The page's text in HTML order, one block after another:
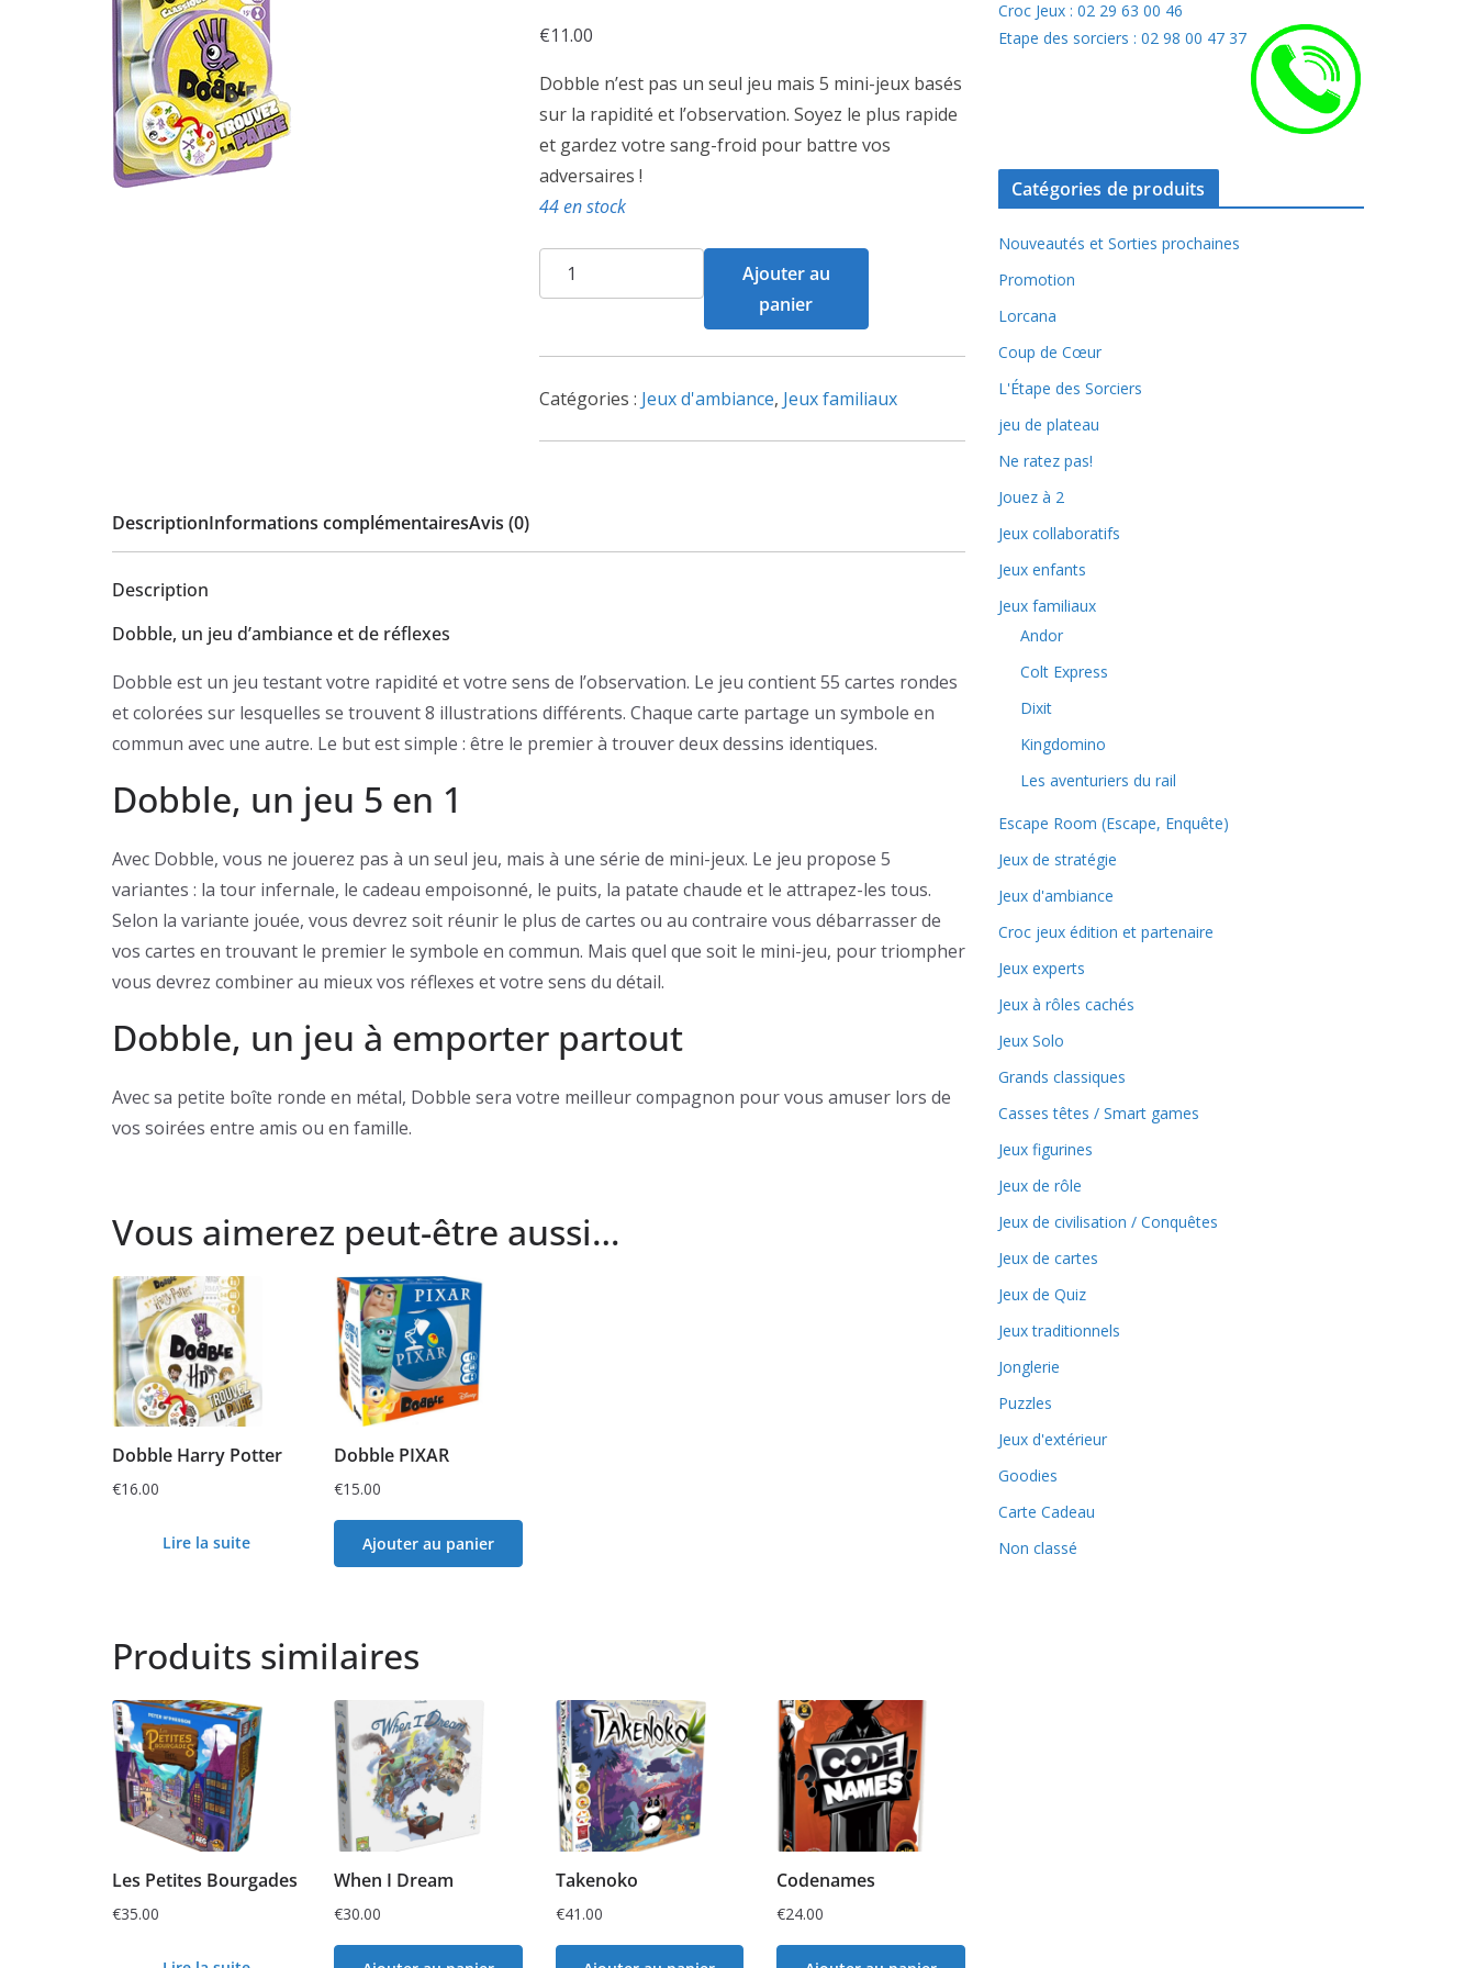
€11.00
Dobble n’est pas un seul jeu mais 5 mini-jeux basés
sur la rapidité et l’observation. Soyez le plus rapide
et gardez votre sang-froid pour battre vos
adversaires !
44 en stock
quantité
de
Ajouter au
panier
Catégories : Jeux d'ambiance, Jeux familiaux
DescriptionInformations complémentairesAvis (0)
Description
Dobble, un jeu d’ambiance et de réflexes
Dobble est un jeu testant votre rapidité et votre sens de l’observation. Le jeu contient 55 cartes rondes
et colorées sur lesquelles se trouvent 8 illustrations différents. Chaque carte partage un symbole en
commun avec une autre. Le but est simple : être le premier à trouver deux dessins identiques.
Dobble, un jeu 5 en 1
Avec Dobble, vous ne jouerez pas à un seul jeu, mais à une série de mini-jeux. Le jeu propose 5
variantes : la tour infernale, le cadeau empoisonné, le puits, la patate chaude et le attrapez-les tous.
Selon la variante jouée, vous devrez soit réunir le plus de cartes ou au contraire vous débarrasser de
vos cartes en trouvant le premier le symbole en commun. Mais quel que soit le mini-jeu, pour triompher
vous devrez combiner au mieux vos réflexes et votre sens du détail.
Dobble, un jeu à emporter partout
Avec sa petite boîte ronde en métal, Dobble sera votre meilleur compagnon pour vous amuser lors de
vos soirées entre amis ou en famille.
Vous aimerez peut-être aussi…
Dobble Harry Potter
€16.00
Lire la suite
Dobble PIXAR
€15.00
Ajouter au panier
Produits similaires
Les Petites Bourgades
€35.00
When I Dream
€30.00
Takenoko
€41.00
Codenames
€24.00
Croc Jeux : 02 29 63 00 46
Etape des sorciers : 02 98 00 47 37
Catégories de produits
Nouveautés et Sorties prochaines
Promotion
Lorcana
Coup de Cœur
L'Étape des Sorciers
jeu de plateau
Ne ratez pas!
Jouez à 2
Jeux collaboratifs
Jeux enfants
Jeux familiaux
Andor
Colt Express
Dixit
Kingdomino
Les aventuriers du rail
Escape Room (Escape, Enquête)
Jeux de stratégie
Jeux d'ambiance
Croc jeux édition et partenaire
Jeux experts
Jeux à rôles cachés
Jeux Solo
Grands classiques
Casses têtes / Smart games
Jeux figurines
Jeux de rôle
Jeux de civilisation / Conquêtes
Jeux de cartes
Jeux de Quiz
Jeux traditionnels
Jonglerie
Puzzles
Jeux d'extérieur
Goodies
Carte Cadeau
Non classé